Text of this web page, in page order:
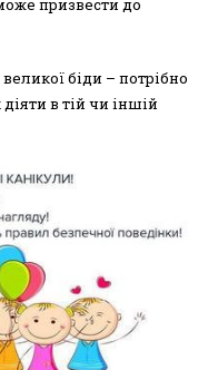
призвести до
біди – потрібно
в тій чи іншій